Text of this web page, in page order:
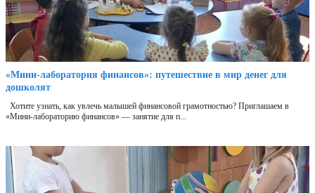
«Мини‑лаборатория финансов»: путешествие в мир денег для
дошколят
Хотите узнать, как увлечь малышей финансовой грамотностью? Приглашаем в
«Мини‑лабораторию финансов» — занятие для п...